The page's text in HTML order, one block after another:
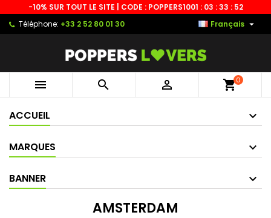
-10% SUR TOUT LE SITE | CODE : POPPERS1001 : 03 : 33 : 51
Téléphone: +33 2 52 80 01 30 Français 
   shopping_cart0
ACCUEIL
MARQUES
BANNER
AMSTERDAM